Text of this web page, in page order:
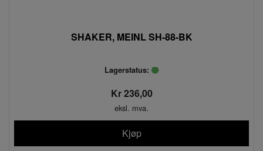
SHAKER, MEINL SH-88-BK
Lagerstatus:
Kr 236,00
eksl. mva.
Kjøp